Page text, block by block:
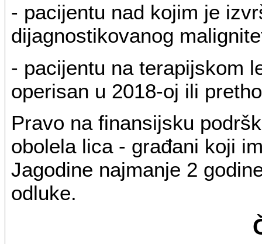
- pacijentu nad kojim je
dijagnostikovanog
- pacijentu na terapijskom
operisan u 2018-oj ili
Pravo na finansijsku
obolela lica - građani koji
Jagodine najmanje 2
odluke.